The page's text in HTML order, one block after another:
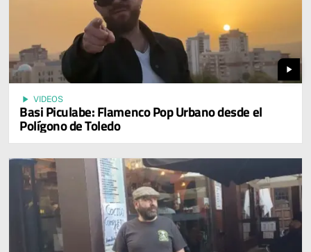
play_arrow
play_arrow VIDEOS
Basi Piculabe: Flamenco Pop Urbano desde el
Polígono de Toledo